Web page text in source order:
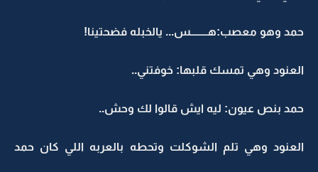
حمد وهو معصب:هــــــــس... يالخبله فضحتينا!
العنود وهي تمسك قلبها: خوفتني..
حمد بنص عيون: ليه ايش قالوا لك وحش..
العنود وهي تلم الشوكلت وتحطه بالعربه اللي كان حمد